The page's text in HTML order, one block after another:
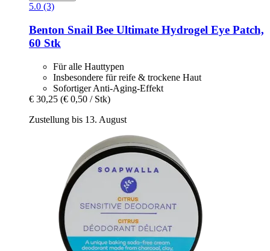
5.0 (3)
Benton Snail Bee Ultimate Hydrogel Eye Patch,
60 Stk
Für alle Hauttypen
Insbesondere für reife & trockene Haut
Sofortiger Anti-Aging-Effekt
€ 30,25 (€ 0,50 / Stk)
Zustellung bis 13. August